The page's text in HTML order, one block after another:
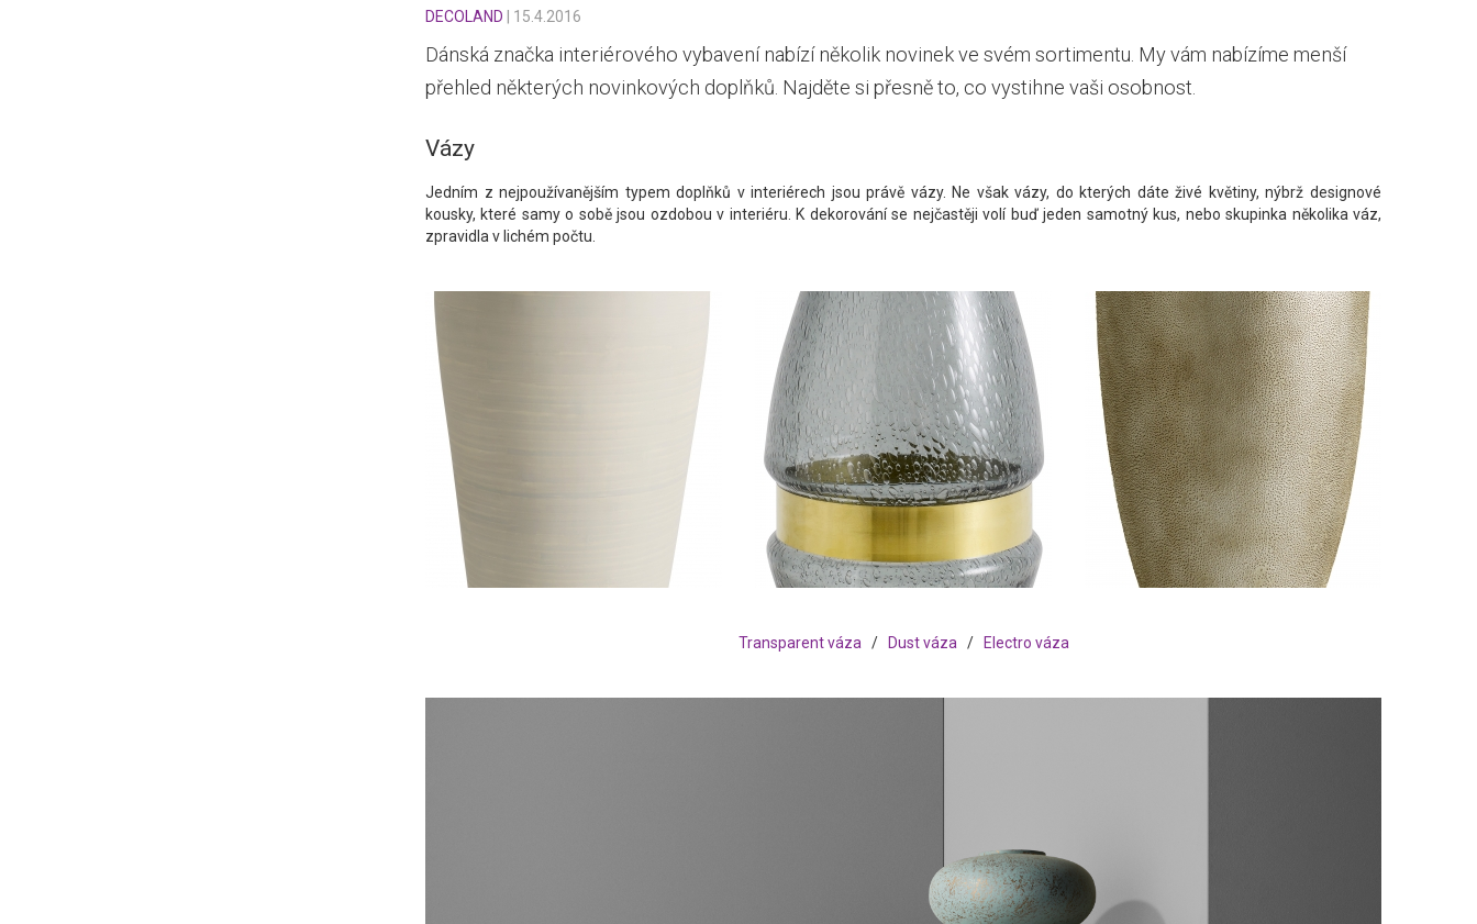
DECOLAND 15.4.2016
Dánská značka interiérového vybavení nabízí několik novinek ve svém sortimentu. My vám nabízíme menší
přehled některých novinkových doplňků. Najděte si přesně to, co vystihne vaši osobnost.
Vázy
Jedním z nejpoužívanějším typem doplňků v interiérech jsou právě vázy. Ne však vázy, do kterých dáte živé květiny, nýbrž designové
kousky, které samy o sobě jsou ozdobou v interiéru. K dekorování se nejčastěji volí buď jeden samotný kus, nebo skupinka několika váz,
zpravidla v lichém počtu.
Transparent váza / Dust váza / Electro váza